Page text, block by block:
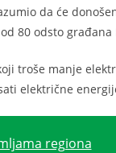
da će
80 odsto građana
troše manje
električne
regiona